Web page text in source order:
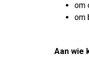
om
om
Aan wie